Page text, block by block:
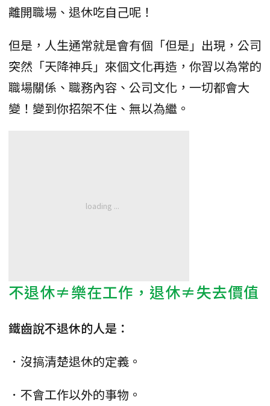
離開職場、退休吃自己呢！
但是，人生通常就是會有個「但是」出現，公司
突然「天降神兵」來個文化再造，你習以為常的
職場關係、職務內容、公司文化，一切都會大
變！變到你招架不住、無以為繼。
不退休≠樂在工作，退休≠失去價值
鐵齒說不退休的人是：
．沒搞清楚退休的定義。
．不會工作以外的事物。